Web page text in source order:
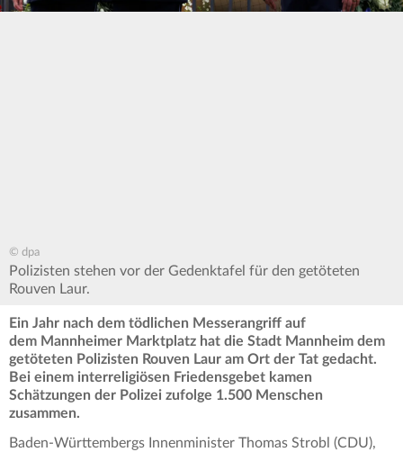
© dpa
Polizisten stehen vor der Gedenktafel für den getöteten
Rouven Laur.
Ein Jahr nach dem tödlichen Messerangriff auf
dem Mannheimer Marktplatz hat die Stadt Mannheim dem
getöteten Polizisten Rouven Laur am Ort der Tat gedacht.
Bei einem interreligiösen Friedensgebet kamen
Schätzungen der Polizei zufolge 1.500 Menschen
zusammen.
Baden-Württembergs Innenminister Thomas Strobl (CDU),